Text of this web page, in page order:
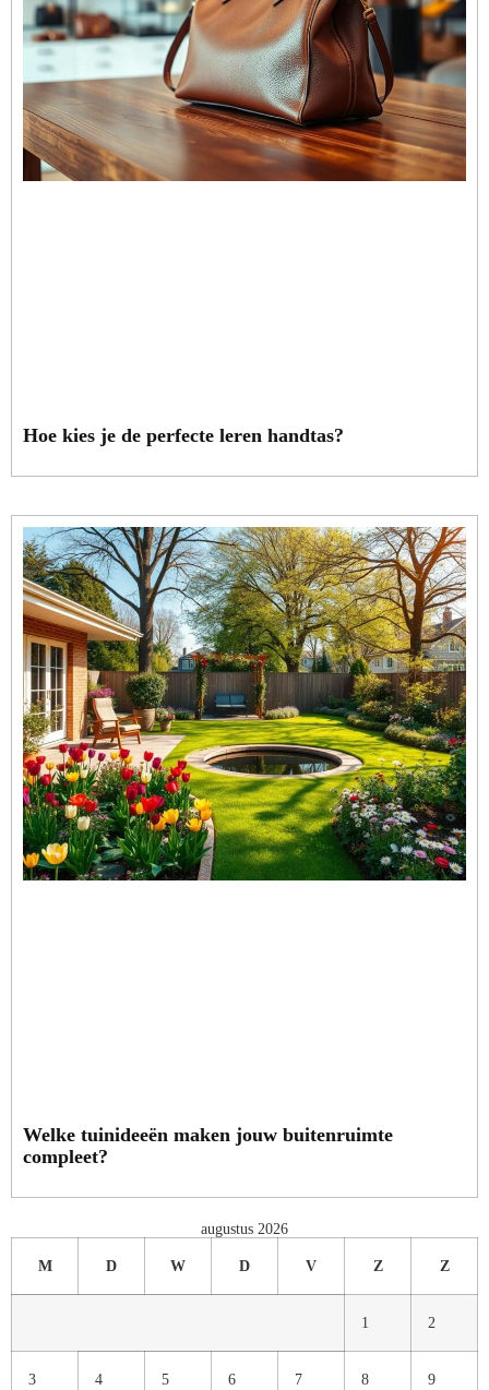
Hoe kies je de perfecte leren handtas?
Welke tuinideeën maken jouw buitenruimte
compleet?
augustus 2026
M D W D V Z Z
1 2
3 4 5 6 7 8 9